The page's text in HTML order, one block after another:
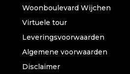
Woonboulevard Wijchen
Virtuele tour
Leveringsvoorwaarden
Algemene voorwaarden
Disclaimer